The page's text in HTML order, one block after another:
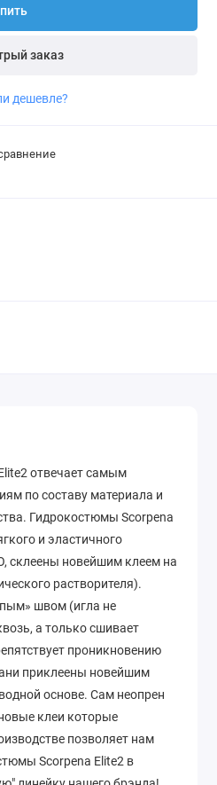
заказ
дешевле?
отвечает самым
по составу материала и
Гидрокостюмы Scorpena
и эластичного
склеены новейшим клеем на
растворителя).
швом (игла не
а только сшивает
проникновению
приклеены новейшим
основе. Сам неопрен
клеи которые
позволяет нам
Scorpena Elite2 в